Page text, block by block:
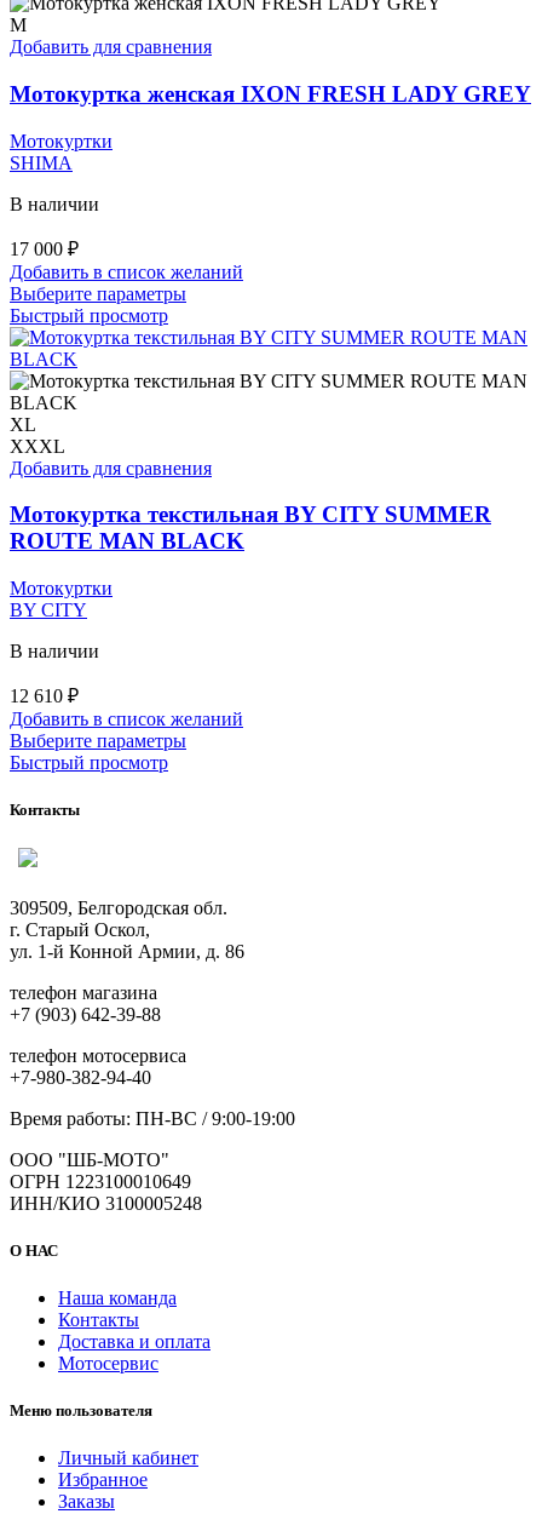
Опции
выбрать
на
M
Добавить для сравнения
Мотокуртка женская IXON FRESH LADY GREY
Мотокуртки
SHIMA
В наличии
17 000 ₽
Добавить в список желаний
Выберите параметрыЭтот
имеет
вариаций.
на
товара.
Быстрый просмотр
XL
XXXL
Добавить для сравнения
Мотокуртка текстильная BY CITY SUMMER
ROUTE MAN BLACK
Мотокуртки
BY CITY
В наличии
12 610 ₽
Добавить в список желаний
Выберите параметрыЭтот
на
товара.
Быстрый просмотр
Контакты
309509, Белгородская обл.
г. Старый Оскол,
ул. 1-й Конной Армии, д. 86
телефон магазина
+7 (903) 642-39-88
телефон мотосервиса
+7-980-382-94-40
Время работы: ПН-ВС / 9:00-19:00
ООО "ШБ-МОТО"
ОГРН 1223100010649
ИНН/КИО 3100005248
О НАС
Наша команда
Контакты
Доставка и оплата
Мотосервис
Меню пользователя
Личный кабинет
Избранное
Заказы